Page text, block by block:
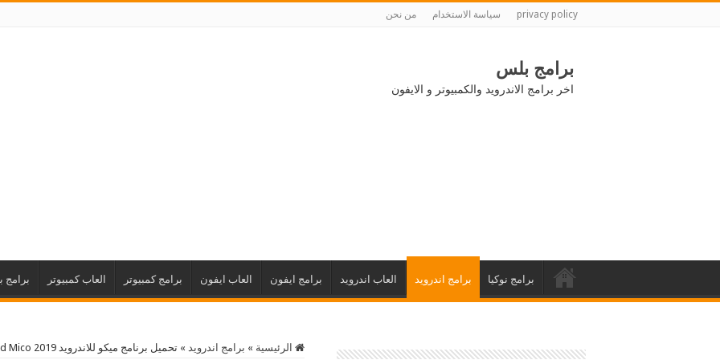
privacy policy سياسة الاستخدام من نحن
برامج بلس
اخر برامج الاندرويد والكمبيوتر و الايفون
برامج نوكيا برامج اندرويد العاب اندرويد برامج ايفون العاب ايفون برامج كمبيوتر العاب كمبيوتر برامج
الرئيسية » برامج اندرويد » تحميل برنامج ميكو للاندرويد 2019 Download Mico